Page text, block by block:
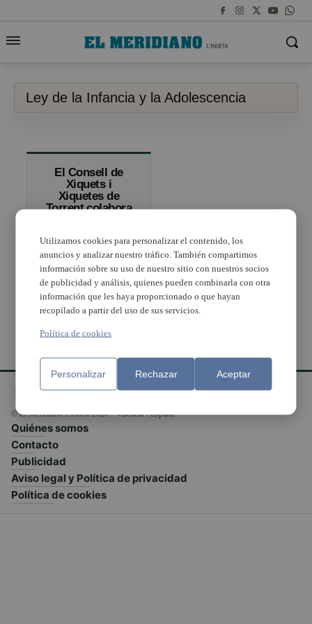
Ley de la Infancia y la Adolescencia
El Consell de
Xiquets i
Xiquetes de
Torrent colabora
la Ley de
Infancia y
Adolescencia
© El Meridiano L'Horta 2026 - Valencia - España
Quiénes somos
Contacto
Publicidad
Aviso legal y Política de privacidad
Política de cookies
Utilizamos cookies para personalizar el contenido, los
anuncios y analizar nuestro tráfico. También compartimos
información sobre su uso de nuestro sitio con nuestros socios
de publicidad y análisis, quienes pueden combinarla con otra
información que les haya proporcionado o que hayan
recopilado a partir del uso de sus servicios.
Política de cookies
Personalizar Rechazar Aceptar